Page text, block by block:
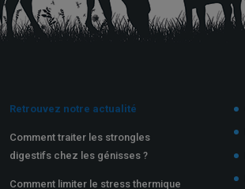
Retrouvez notre actualité
Comment traiter les strongles
digestifs chez les génisses ?
Comment limiter le stress thermique